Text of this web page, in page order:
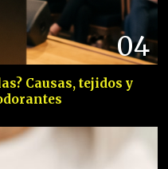
04
Causas, tejidos y